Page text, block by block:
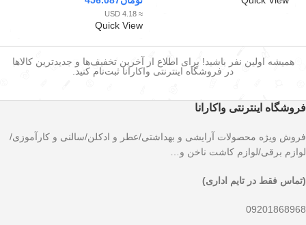
≈ 4.18 USD
Quick View
همیشه اولین نفر باشید! برای اطلاع از آخرین تخفیف‌ها و جدیدترین کالاها
در فروشگاه اینترنتی واکارانا ثبت‌نام کنید.
فروشگاه اینترنتی واکارانا
فروش ویژه محصولات آرایشی و بهداشتی/عطر و ادکلن/سالنی و کارآموزی/
لوازم برقی/لوازم کاشت ناخن و…
(تماس فقط در تایم اداری)
09201868968